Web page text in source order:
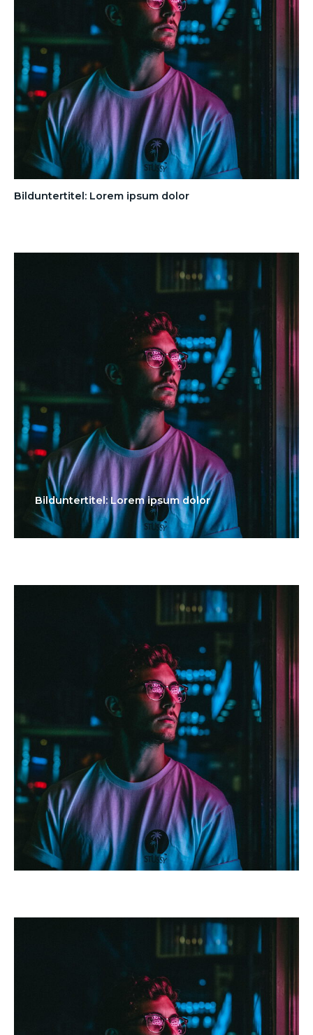
Bilduntertitel: Lorem ipsum dolor
Bilduntertitel: Lorem ipsum dolor